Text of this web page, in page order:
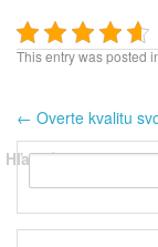
This entry was posted
← Overte kvalitu
Hľadať